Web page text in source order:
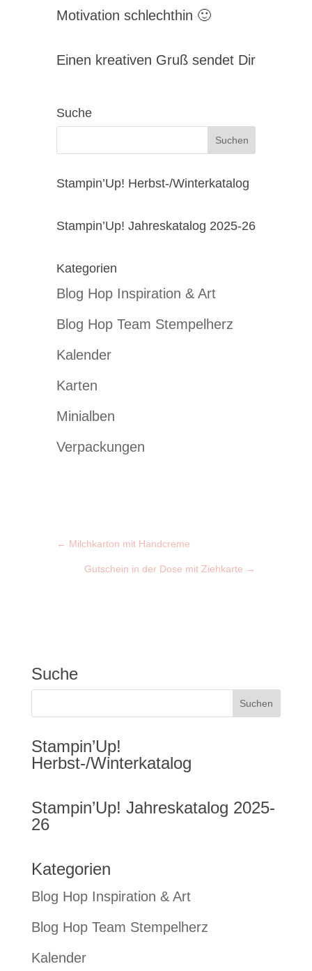
Motivation schlechthin 🙂
Einen kreativen Gruß sendet Dir
Suche
Stampin’Up! Herbst-/Winterkatalog
Stampin’Up! Jahreskatalog 2025-26
Kategorien
Blog Hop Inspiration & Art
Blog Hop Team Stempelherz
Kalender
Karten
Minialben
Verpackungen
← Milchkarton mit Handcreme
Gutschein in der Dose mit Ziehkarte →
Suche
Stampin’Up!
Herbst-/Winterkatalog
Stampin’Up! Jahreskatalog 2025-
26
Kategorien
Blog Hop Inspiration & Art
Blog Hop Team Stempelherz
Kalender